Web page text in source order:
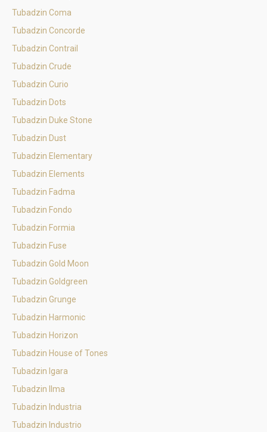
Tubadzin Coma
Tubadzin Concorde
Tubadzin Contrail
Tubadzin Crude
Tubadzin Curio
Tubadzin Dots
Tubadzin Duke Stone
Tubadzin Dust
Tubadzin Elementary
Tubadzin Elements
Tubadzin Fadma
Tubadzin Fondo
Tubadzin Formia
Tubadzin Fuse
Tubadzin Gold Moon
Tubadzin Goldgreen
Tubadzin Grunge
Tubadzin Harmonic
Tubadzin Horizon
Tubadzin House of Tones
Tubadzin Igara
Tubadzin Ilma
Tubadzin Industria
Tubadzin Industrio